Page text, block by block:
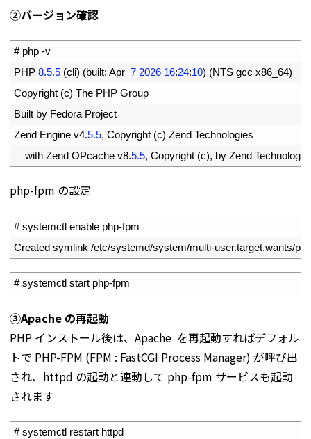
②バージョン確認
# php -v
PHP 8.5.5 (cli) (built: Apr 7 2026 16:24:10) (NTS gcc x86_64)
Copyright (c) The PHP Group
Built by Fedora Project
Zend Engine v4.5.5, Copyright (c) Zend Technologies
with Zend OPcache v8.5.5, Copyright (c), by Zend
php-fpm の設定
# systemctl enable php-fpm
Created symlink /etc/systemd/system/multi-user.target.wants/php
# systemctl start php-fpm
③Apache の再起動
PHP インストール後は、Apache を再起動すればデフォル
トで PHP-FPM (FPM : FastCGI Process Manager) が呼び出
され、httpd の起動と連動して php-fpm サービスも起動
されます
# systemctl restart httpd